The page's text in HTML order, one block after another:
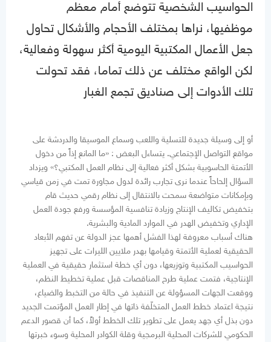
الحواسيب الشخصية تتوضع أمام معظم
موظفيها، نراها بمختلف الأحجام والأشكال تحاول
جعل الأعمال المكتبية اليومية أكثر سهولة وفعالية،
لكن الواقع مختلف عن ذلك تماما، فقد تحولت
تلك الأدوات إلى صناديق تجمع الغبار
أو إلى وسيلة جديدة للتسلية واللعب وسماع الموسيقا والدردشة على
مواقع التواصل الإجتماعي. يتساءل البعض : «ما المانع إذاً من دخول
الأتمتة الحاسوبية بشكل أكثر فعالية إلى نظام العمل المكتبي؟» ويزداد
السؤال إلحاحاً عندما نرى تجارب رائدة لدول مجاورة تمت في زمن قياسي
وبإمكانات متواضعة سمحت بالانتقال إلى نظام رقمي حديث قام
بتخفيض تكاليف الإنتاج وزيادة تنافسية المؤسسة ورفع جودة العمل
الإداري وتخفيض الهدر في الموارد المادية والبشرية.
هناك أسباب معروفة لهذا الفشل أهمها عجز الدولة عن تفهم الأبعاد
الحقيقية لعملية الأتمتة وقيامها بهدر ملايين الليرات على تجهيز
الحواسيب المكتبية وتوزيعها، دون أي خطة استثمار حقيقية في العملية
الإنتاجية، فتمت عملية طرح المناقصات قبل عملية تخطيط النظم،
ووقعت الجهات المسؤولة عن التنفيذ في حالة من التخبط والضياع،
نتيجة اعتماد خطط العمل المتخلّفة ذاتها في إطار العمل المؤتمت الجديد
دون بذل أي جهد يعمل على تطوير تلك الخطط أولاً، كما أن قصور الدعم
الحكومي للشركات المحلية البرمجية وقلة الكوادر المحلية وسوء خبرتها